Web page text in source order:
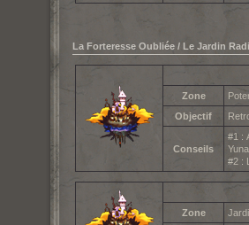
La Forteresse Oubliée / Le Jardin
Zone
Objectif
Conseils
#1 :
#2 :
Zone